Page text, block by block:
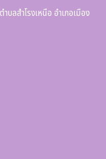
บลสำโรงเหนือ อำเภอเมือง